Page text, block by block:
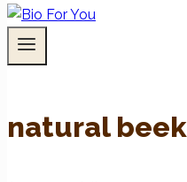
natural